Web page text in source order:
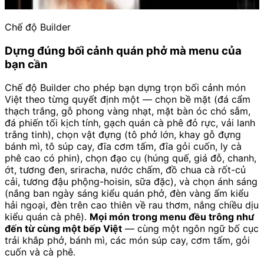
Chế độ Builder
Dựng đúng bối cảnh quán phở mà menu của
bạn cần
Chế độ Builder cho phép bạn dựng trọn bối cảnh món
Việt theo từng quyết định một — chọn bề mặt (đá cẩm
thạch trắng, gỗ phong vàng nhạt, mặt bàn óc chó sẫm,
đá phiến tối kịch tính, gạch quán cà phê đỏ rực, vải lanh
trắng tinh), chọn vật đựng (tô phở lớn, khay gỗ đựng
bánh mì, tô súp cay, đĩa cơm tấm, đĩa gỏi cuốn, ly cà
phê cao có phin), chọn đạo cụ (húng quế, giá đỗ, chanh,
ớt, tương đen, sriracha, nước chấm, đồ chua cà rốt-củ
cải, tương đậu phộng-hoisin, sữa đặc), và chọn ánh sáng
(nắng ban ngày sáng kiểu quán phở, đèn vàng ấm kiểu
hải ngoại, đèn trên cao thiên về rau thơm, nắng chiều dịu
kiểu quán cà phê). Mọi món trong menu đều trông như
đến từ cùng một bếp Việt — cùng một ngôn ngữ bố cục
trải khắp phở, bánh mì, các món súp cay, cơm tấm, gỏi
cuốn và cà phê.